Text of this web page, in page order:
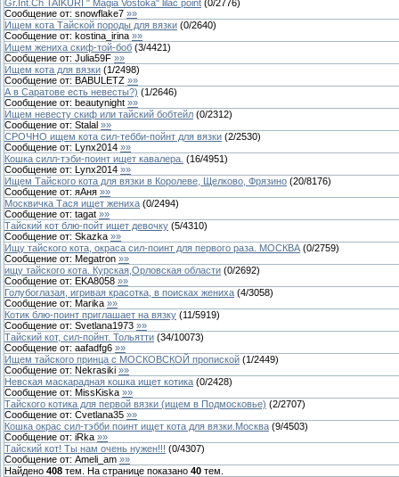
Gr.Int.Ch TAIKURI " Magia Vostoka" lilac point (0/2776)
Сообщение от: snowflake7 »»
Ищем кота Тайской породы для вязки (0/2640)
Сообщение от: kostina_irina »»
Ищем жениха скиф-той-боб (3/4421)
Сообщение от: Julia59F »»
Ищем кота для вязки (1/2498)
Сообщение от: BABULETZ »»
А в Саратове есть невесты?) (1/2646)
Сообщение от: beautynight »»
Ищем невесту скиф или тайский бобтейл (0/2312)
Сообщение от: Stalal »»
СРОЧНО ищем кота сил-тебби-пойнт для вязки (2/2530)
Сообщение от: Lynx2014 »»
Кошка силл-тэби-поинт ищет кавалера. (16/4951)
Сообщение от: Lynx2014 »»
Ищем Тайского кота для вязки в Королеве, Щелково, Фрязино (20/8176)
Сообщение от: яАня »»
Москвичка Тася ищет жениха (0/2494)
Сообщение от: tagat »»
Тайский кот блю-пойт ищет девочку (5/4310)
Сообщение от: Skazka »»
Ищу тайского кота, окраса сил-поинт для первого раза. МОСКВА (0/2759)
Сообщение от: Megatron »»
ищу тайского кота. Курская,Орловская области (0/2692)
Сообщение от: EKA8058 »»
Голубоглазая, игривая красотка, в поисках жениха (4/3058)
Сообщение от: Marika »»
Котик блю-поинт приглашает на вязку (11/5919)
Сообщение от: Svetlana1973 »»
Тайский кот, сил-пойнт. Тольятти (34/10073)
Сообщение от: aafadfg6 »»
Ищем тайского принца с МОСКОВСКОЙ пропиской (1/2449)
Сообщение от: Nekrasiki »»
Невская маскарадная кошка ищет котика (0/2428)
Сообщение от: MissKiska »»
Тайского котика для первой вязки (ищем в Подмосковье) (2/2707)
Сообщение от: Cvetlana35 »»
Кошка окрас сил-тэбби поинт ищет кота для вязки.Москва (9/4503)
Сообщение от: iRka »»
Тайский кот! Ты нам очень нужен!!! (0/4307)
Сообщение от: Ameli_am »»
Найдено 408 тем. На странице показано 40 тем.